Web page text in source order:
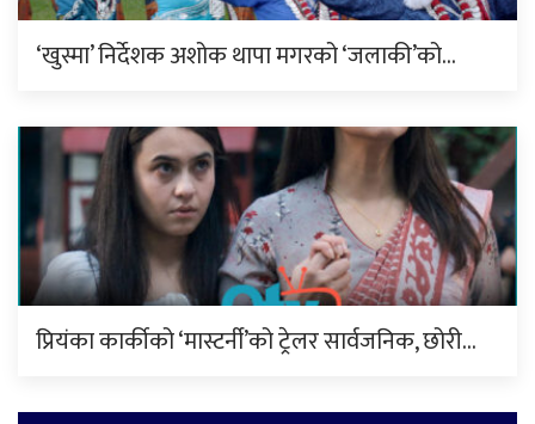
‘खुस्मा’ निर्देशक अशोक थापा मगरको ‘जलाकी’को…
प्रियंका कार्कीको ‘मास्टर्नी’को ट्रेलर सार्वजनिक, छोरी…